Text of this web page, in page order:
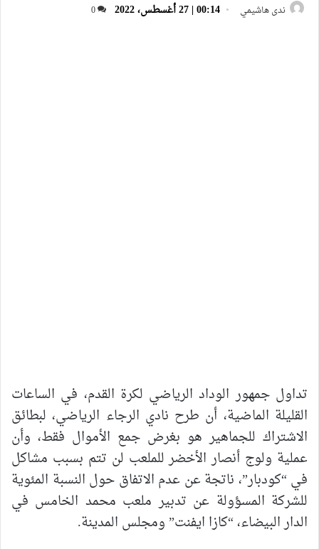
ندى هاشيمي 00:14 | 27 أغسطس، 2022 0
تداول جمهور الوداد الرياضي لكرة القدم، في الساعات
القليلة الماضية، أن طرح نادي الرجاء الرياضي، لبطائق
الاشتراك للجماهير هو بغرض جمع الأموال فقط، وأن
عملية ولوج أنصار الأخضر للملعب لن تتم بسبب مشاكل
في “كودبار”، ناتجة عن عدم الاتفاق حول النسبة المئوية
للشركة المسؤولة عن تدبير ملعب محمد الخامس في
الدار البيضاء، “كازا ايفنت” ومجلس المدينة.